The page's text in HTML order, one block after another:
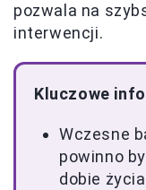
pozwala na
interwencji.
Kluczowe
Wczesne
powinno
dobie